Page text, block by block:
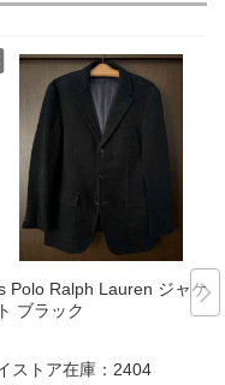
Polo Ralph Lauren ジャケ
ブラック
ストア在庫： 2404